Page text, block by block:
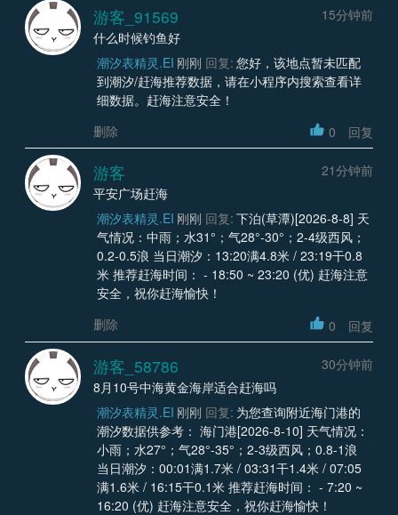
游客_91569
15分钟前
什么时候钓鱼好
潮汐表精灵.EI 刚刚 回复: 您好，该地点暂未匹配
到潮汐/赶海推荐数据，请在小程序内搜索查看详
细数据。赶海注意安全！
删除
0 回复
游客
21分钟前
平安广场赶海
潮汐表精灵.EI 刚刚 回复: 下泊(草潭)[2026-8-8] 天
气情况：中雨；水31°；气28°-30°；2-4级西风；
0.2-0.5浪 当日潮汐：13:20满4.8米 / 23:19干0.8
米 推荐赶海时间： - 18:50 ~ 23:20 (优) 赶海注意
安全，祝你赶海愉快！
删除
0 回复
游客_58786
30分钟前
8月10号中海黄金海岸适合赶海吗
潮汐表精灵.EI 刚刚 回复: 为您查询附近海门港的
潮汐数据供参考： 海门港[2026-8-10] 天气情况：
小雨；水27°；气28°-35°；2-3级西风；0.8-1浪
当日潮汐：00:01满1.7米 / 03:31干1.4米 / 07:05
满1.6米 / 16:15干0.1米 推荐赶海时间： - 7:20 ~
16:20 (优) 赶海注意安全，祝你赶海愉快！